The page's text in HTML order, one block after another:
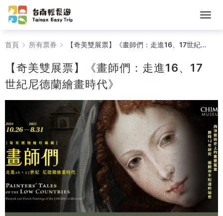
【奇
美
雙
展
票】
《畫
師
們：
走
首頁 所有票券 【奇美雙展票】《畫師們：走進16、17世紀尼德蘭繪畫時代》
【奇美雙展票】《畫師們：走進16、17
世紀尼德蘭繪畫時代》